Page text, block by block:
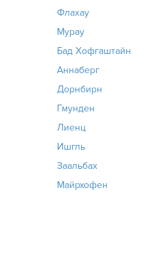
Флахау
Мурау
Бад Хофгаштайн
Аннаберг
Дорнбирн
Гмунден
Лиенц
Ишгль
Заальбах
Майрхофен